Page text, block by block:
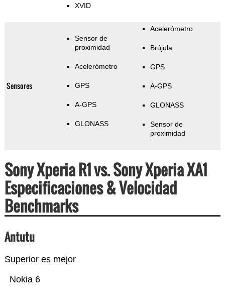
XVID
Sensores
Sensor de
proximidad
Acelerómetro
GPS
A-GPS
GLONASS
Acelerómetro
Brújula
GPS
A-GPS
GLONASS
Sensor de
proximidad
Sony Xperia R1 vs. Sony Xperia XA1
Especificaciones & Velocidad
Benchmarks
Antutu
Superior es mejor
Nokia 6